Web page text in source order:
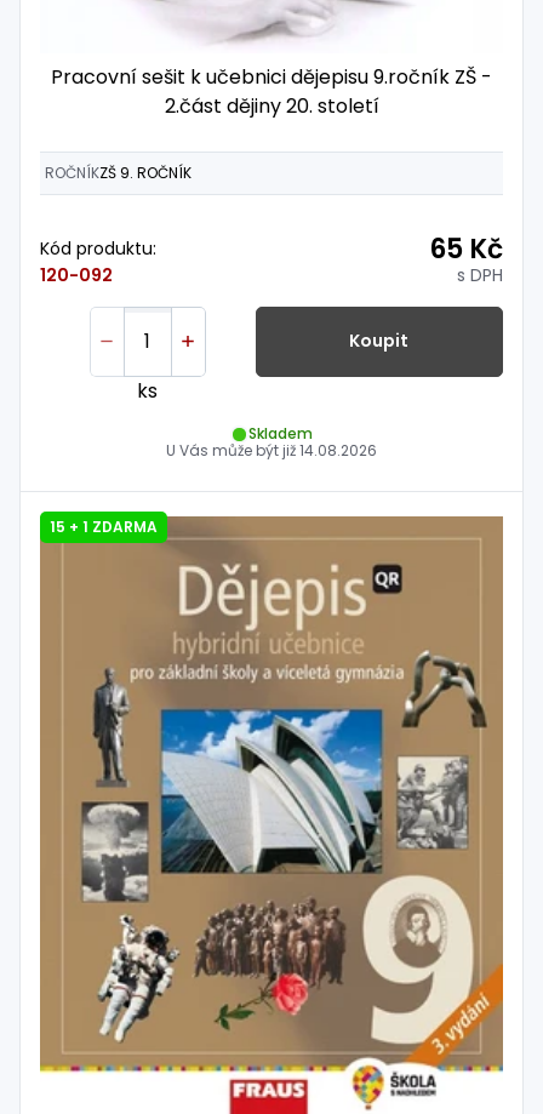
Pracovní sešit k učebnici dějepisu 9.ročník ZŠ -
2.část dějiny 20. století
ROČNÍKZŠ 9. ROČNÍK
Kód produktu:
120-092
65 Kč
s DPH
ks
Koupit
Skladem
U Vás může být již14.08.2026
15 + 1 ZDARMA